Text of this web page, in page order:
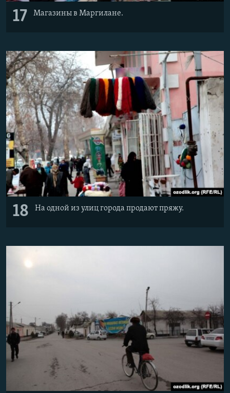
17 Магазины в Маргилане.
18 На одной из улиц города продают пряжу.